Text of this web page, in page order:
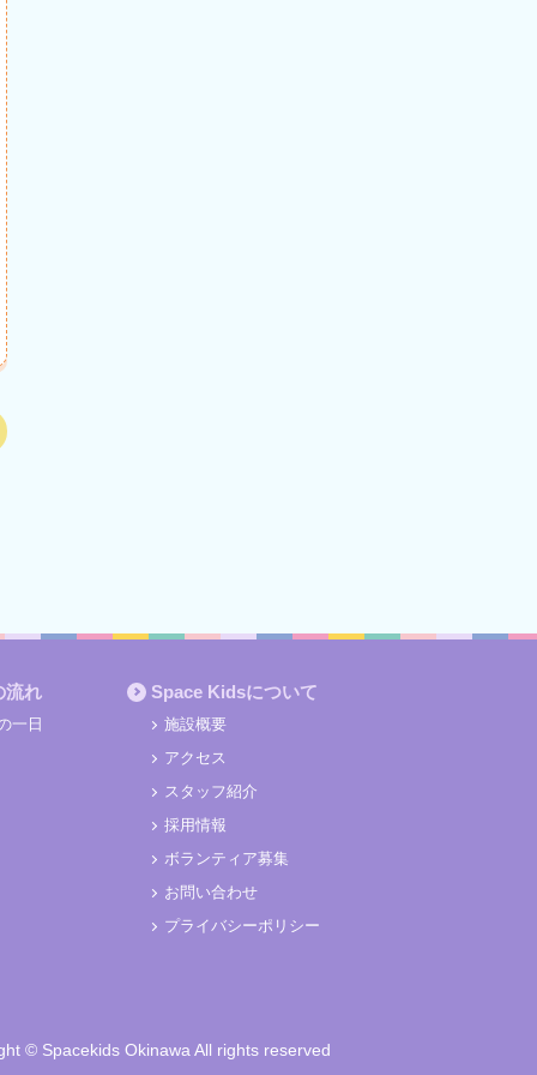
流れ
一日
Space Kidsについて
施設概要
アクセス
スタッフ紹介
採用情報
ボランティア募集
お問い合わせ
プライバシーポリシー
© Spacekids Okinawa All rights reserved